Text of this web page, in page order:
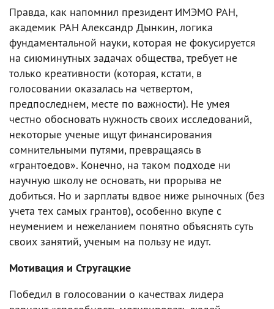
Правда, как напомнил президент ИМЭМО РАН,
академик РАН Александр Дынкин, логика
фундаментальной науки, которая не фокусируется
на сиюминутных задачах общества, требует не
только креативности (которая, кстати, в
голосовании оказалась на четвертом,
предпоследнем, месте по важности). Не умея
честно обосновать нужность своих исследований,
некоторые ученые ищут финансирования
сомнительными путями, превращаясь в
«грантоедов». Конечно, на таком подходе ни
научную школу не основать, ни прорыва не
добиться. Но и зарплаты вдвое ниже рыночных (без
учета тех самых грантов), особенно вкупе с
неумением и нежеланием понятно объяснять суть
своих занятий, ученым на пользу не идут.
Мотивация и Стругацкие
Победил в голосовании о качествах лидера